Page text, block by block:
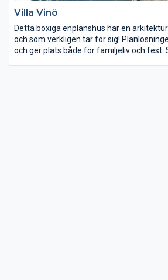
Villa Vinö
Detta boxiga enplanshus har en
och som verkligen tar för sig!
och ger plats både för familjeliv och fest.